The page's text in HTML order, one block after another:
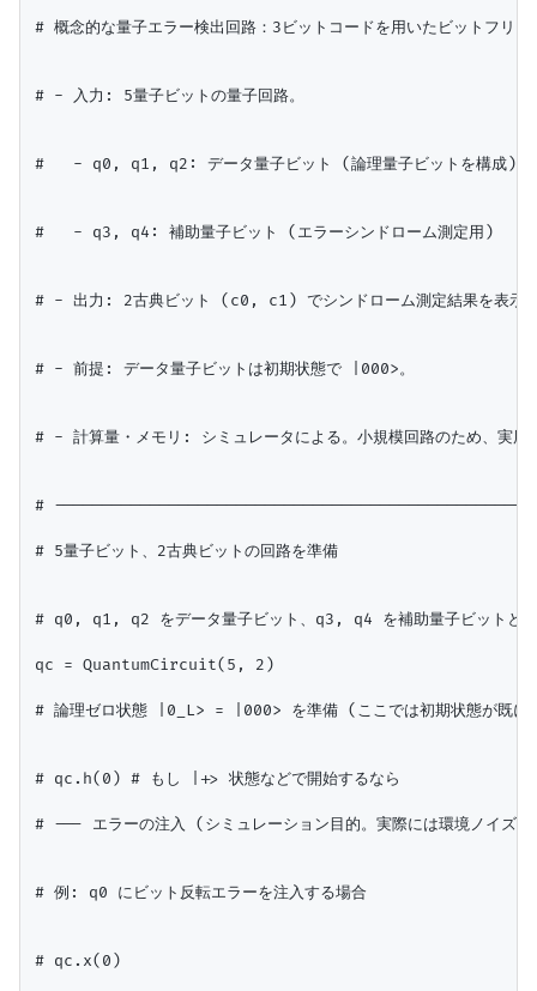
# 概念的な量子エラー検出回路：3ビットコードを用いたビットフリッ
# - 入力: 5量子ビットの量子回路。
#   - q0, q1, q2: データ量子ビット (論理量子ビットを構成)
#   - q3, q4: 補助量子ビット (エラーシンドローム測定用)
# - 出力: 2古典ビット (c0, c1) でシンドローム測定結果を表示
# - 前提: データ量子ビットは初期状態で |000>。
# - 計算量・メモリ: シミュレータによる。小規模回路のため、実用
#
# 5量子ビット、2古典ビットの回路を準備
# q0, q1, q2 をデータ量子ビット、q3, q4 を補助量子ビットと
qc = QuantumCircuit(5, 2)
# 論理ゼロ状態 |0_L> = |000> を準備 (ここでは初期状態が既
# qc.h(0) # もし |+> 状態などで開始するなら
# --- エラーの注入 (シミュレーション目的。実際には環境ノイズ
# 例: q0 にビット反転エラーを注入する場合
# qc.x(0)